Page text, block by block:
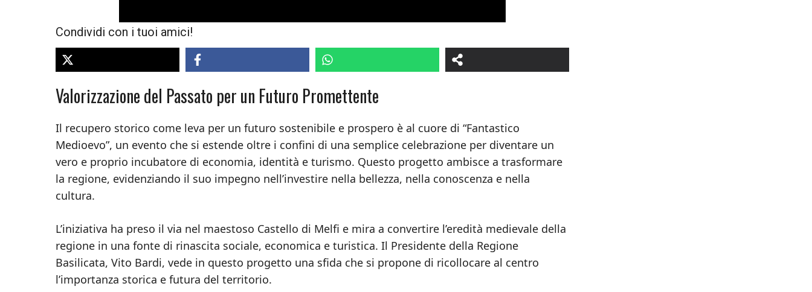
Condividi con i tuoi amici!
Valorizzazione del Passato per un Futuro Promettente
Il recupero storico come leva per un futuro sostenibile e prospero è al cuore di “Fantastico
Medioevo”, un evento che si estende oltre i confini di una semplice celebrazione per diventare un
vero e proprio incubatore di economia, identità e turismo. Questo progetto ambisce a trasformare
la regione, evidenziando il suo impegno nell’investire nella bellezza, nella conoscenza e nella
cultura.
L’iniziativa ha preso il via nel maestoso Castello di Melfi e mira a convertire l’eredità medievale della
regione in una fonte di rinascita sociale, economica e turistica. Il Presidente della Regione
Basilicata, Vito Bardi, vede in questo progetto una sfida che si propone di ricollocare al centro
l’importanza storica e futura del territorio.